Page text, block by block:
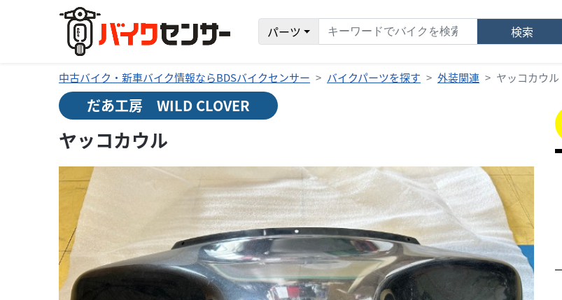
パーツ 検索
中古バイク・新車バイク情報ならBDSバイクセンサー バイクパーツを探す 外装関連 ヤッコカウル
だあ工房 WILD CLOVER
ヤッコカウル